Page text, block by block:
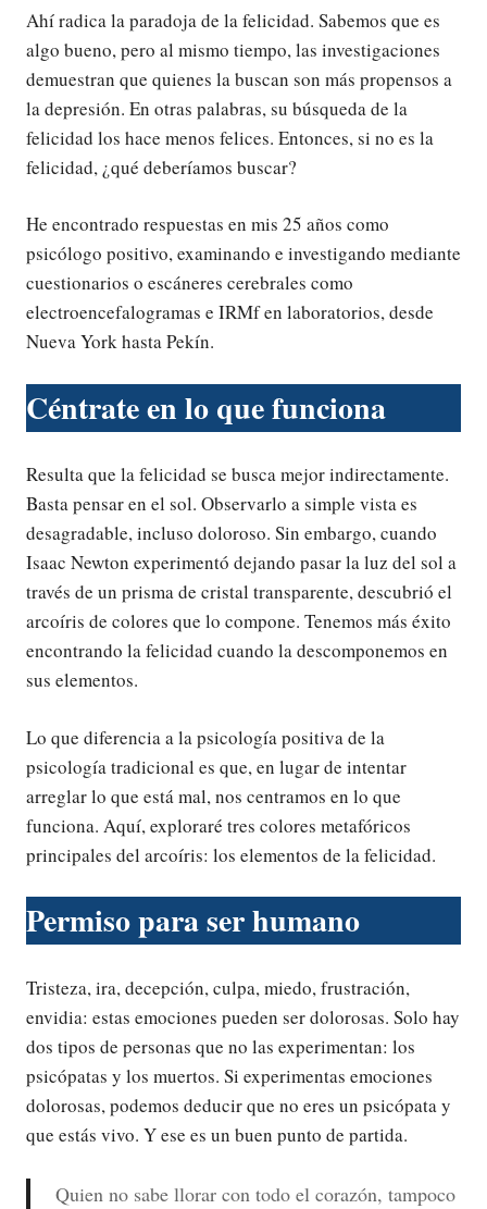
Ahí radica la paradoja de la felicidad. Sabemos que es
algo bueno, pero al mismo tiempo, las investigaciones
demuestran que quienes la buscan son más propensos a
la depresión. En otras palabras, su búsqueda de la
felicidad los hace menos felices. Entonces, si no es la
felicidad, ¿qué deberíamos buscar?
He encontrado respuestas en mis 25 años como
psicólogo positivo, examinando e investigando mediante
cuestionarios o escáneres cerebrales como
electroencefalogramas e IRMf en laboratorios, desde
Nueva York hasta Pekín.
Céntrate en lo que funciona
Resulta que la felicidad se busca mejor indirectamente.
Basta pensar en el sol. Observarlo a simple vista es
desagradable, incluso doloroso. Sin embargo, cuando
Isaac Newton experimentó dejando pasar la luz del sol a
través de un prisma de cristal transparente, descubrió el
arcoíris de colores que lo compone. Tenemos más éxito
encontrando la felicidad cuando la descomponemos en
sus elementos.
Lo que diferencia a la psicología positiva de la
psicología tradicional es que, en lugar de intentar
arreglar lo que está mal, nos centramos en lo que
funciona. Aquí, exploraré tres colores metafóricos
principales del arcoíris: los elementos de la felicidad.
Permiso para ser humano
Tristeza, ira, decepción, culpa, miedo, frustración,
envidia: estas emociones pueden ser dolorosas. Solo hay
dos tipos de personas que no las experimentan: los
psicópatas y los muertos. Si experimentas emociones
dolorosas, podemos deducir que no eres un psicópata y
que estás vivo. Y ese es un buen punto de partida.
Quien no sabe llorar con todo el corazón, tampoco